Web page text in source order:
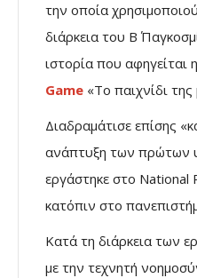
την οποία
διάρκεια του Β΄
ιστορία που αφηγείται
Game «Το παιχνίδι της
Διαδραμάτισε επίσης
ανάπτυξη των πρώτων
εργάστηκε στο National
κατόπιν στο
Κατά τη διάρκεια των
με την τεχνητή